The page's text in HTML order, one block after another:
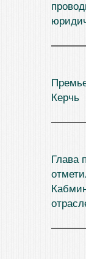
Керчь
Глава